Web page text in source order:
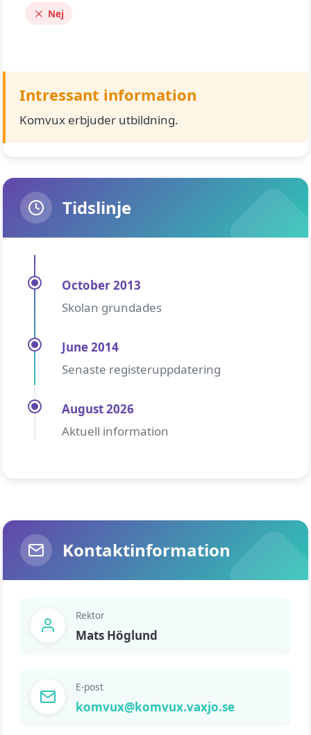
Nej
Intressant information
Komvux erbjuder utbildning.
Tidslinje
October 2013
Skolan grundades
June 2014
Senaste registeruppdatering
August 2026
Aktuell information
Kontaktinformation
Rektor
Mats Höglund
E-post
komvux@komvux.vaxjo.se